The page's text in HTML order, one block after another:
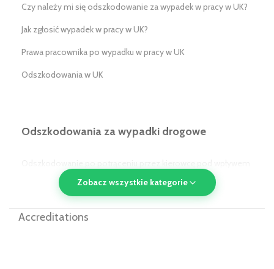
Czy należy mi się odszkodowanie za wypadek w pracy w UK?
Jak zgłosić wypadek w pracy w UK?
Prawa pracownika po wypadku w pracy w UK
Odszkodowania w UK
Odszkodowania za wypadki drogowe
alkoholu/narkotyków w UK
Odszkodowanie po potrąceniu przez pojazd komunikacji
publicznej w UK
Zobacz wszystkie kategorie
Accreditations